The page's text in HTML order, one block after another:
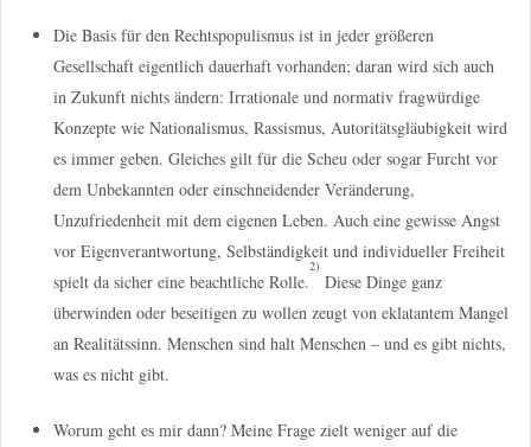
Die Basis für den Rechtspopulismus ist in jeder größeren
Gesellschaft eigentlich dauerhaft vorhanden; daran wird sich auch
in Zukunft nichts ändern: Irrationale und normativ fragwürdige
Konzepte wie Nationalismus, Rassismus, Autoritätsgläubigkeit wird
es immer geben. Gleiches gilt für die Scheu oder sogar Furcht vor
dem Unbekannten oder einschneidender Veränderung,
Unzufriedenheit mit dem eigenen Leben. Auch eine gewisse Angst
vor Eigenverantwortung, Selbständigkeit und individueller Freiheit
spielt da sicher eine beachtliche Rolle.
2)
Diese Dinge ganz
überwinden oder beseitigen zu wollen zeugt von eklatantem Mangel
an Realitätssinn. Menschen sind halt Menschen – und es gibt nichts,
was es nicht gibt.
Worum geht es mir dann? Meine Frage zielt weniger auf die